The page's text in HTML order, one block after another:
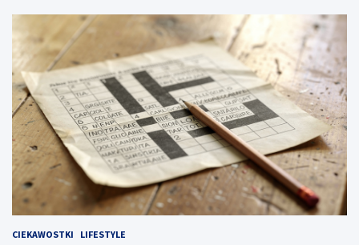
CIEKAWOSTKI LIFESTYLE